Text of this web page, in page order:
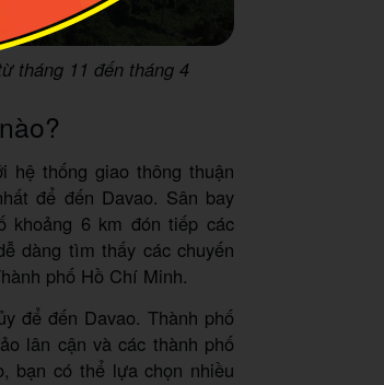
tháng 11 đến tháng 4
hệ thống giao thông thuận
để đến Davao. Sân bay
khoảng 6 km đón tiếp các
dàng tìm thấy các chuyến
phố Hồ Chí Minh.
để đến Davao. Thành phố
lân cận và các thành phố
bạn có thể lựa chọn nhiều